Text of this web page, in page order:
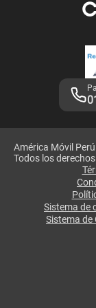
Adquirientes
Mensaje de
Términos y
Libro de
Legales de
América Móvil
Todos los
Sistema de
Sistema de